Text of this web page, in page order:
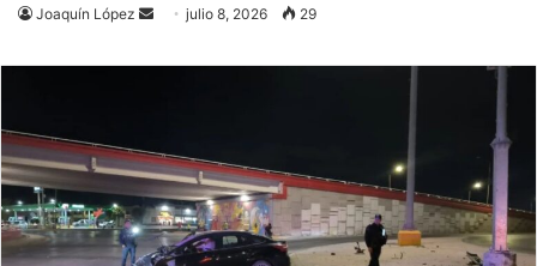
Joaquín López
Send
email
julio 8, 2026 29